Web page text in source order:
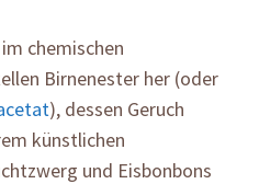
chemischen
Birnenester her (oder
), dessen Geruch
künstlichen
und Eisbonbons